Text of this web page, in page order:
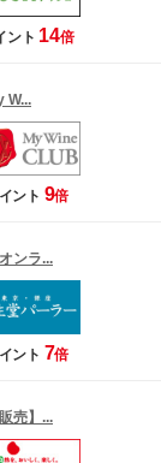
ント 14倍
W...
ント 9倍
ンラ...
ント 7倍
売】...